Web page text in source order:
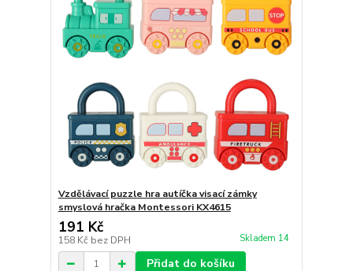
Vzdělávací puzzle hra autíčka visací zámky
smyslová hračka Montessori KX4615
191 Kč
158 Kč bez DPH Skladem 14
Přidat do košíku